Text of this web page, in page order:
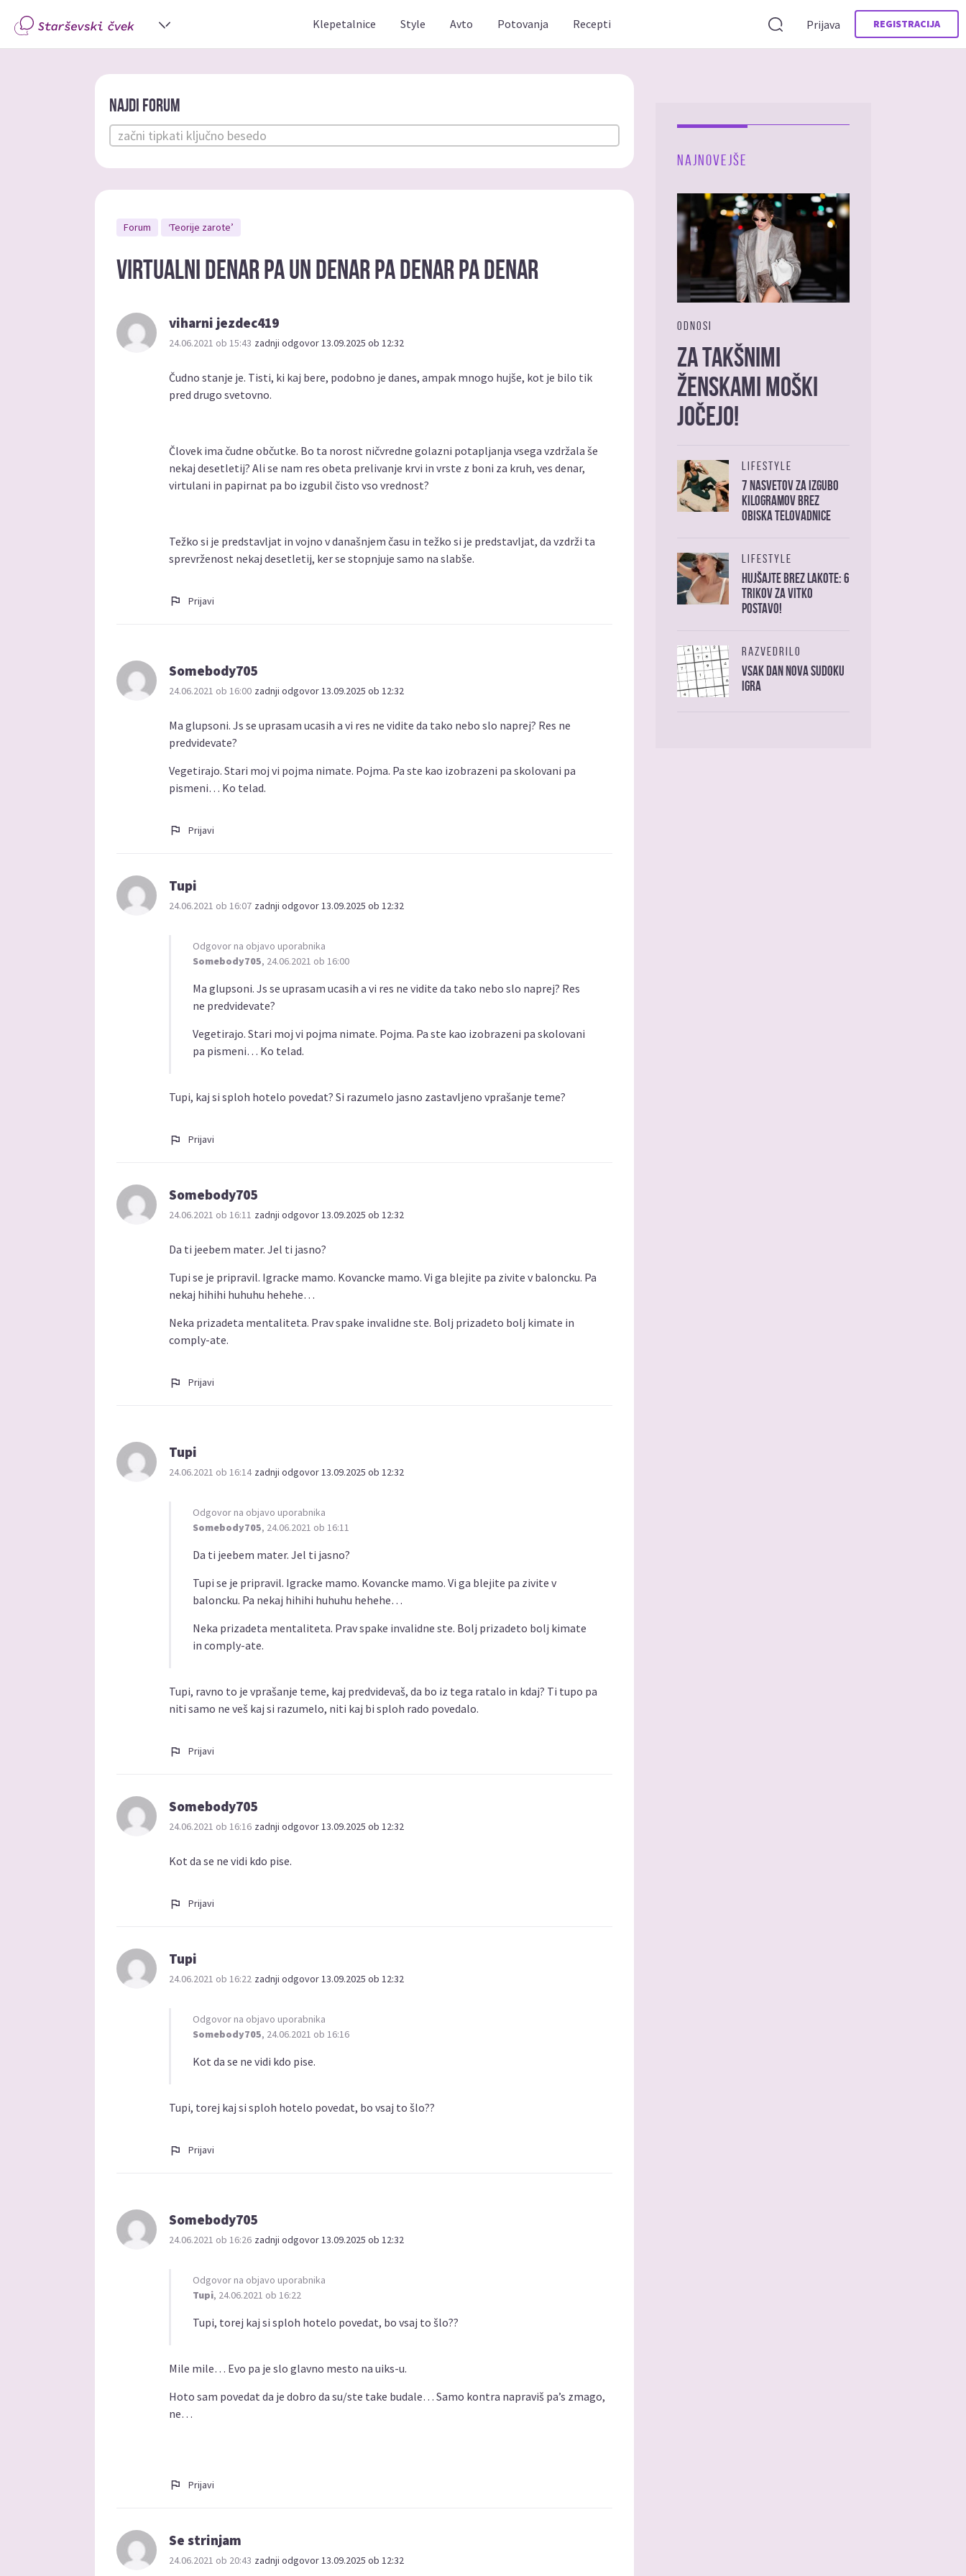
Klepetalnice Style Avto Potovanja Recepti Prijava REGISTRACIJA
Najdi forum
Forum ‘Teorije zarote’
Virtualni denar pa un denar pa denar pa denar
viharni jezdec419
24.06.2021 ob 15:43 zadnji odgovor 13.09.2025 ob 12:32
Čudno stanje je. Tisti, ki kaj bere, podobno je danes, ampak mnogo hujše, kot je bilo tik
pred drugo svetovno.
Človek ima čudne občutke. Bo ta norost ničvredne golazni potapljanja vsega vzdržala še
nekaj desetletij? Ali se nam res obeta prelivanje krvi in vrste z boni za kruh, ves denar,
virtulani in papirnat pa bo izgubil čisto vso vrednost?
Težko si je predstavljat in vojno v današnjem času in težko si je predstavljat, da vzdrži ta
sprevrženost nekaj desetletij, ker se stopnjuje samo na slabše.
Prijavi
Somebody705
24.06.2021 ob 16:00 zadnji odgovor 13.09.2025 ob 12:32
Ma glupsoni. Js se uprasam ucasih a vi res ne vidite da tako nebo slo naprej? Res ne
predvidevate?
Vegetirajo. Stari moj vi pojma nimate. Pojma. Pa ste kao izobrazeni pa skolovani pa
pismeni… Ko telad.
Prijavi
Tupi
24.06.2021 ob 16:07 zadnji odgovor 13.09.2025 ob 12:32
Odgovor na objavo uporabnika
Somebody705, 24.06.2021 ob 16:00
Ma glupsoni. Js se uprasam ucasih a vi res ne vidite da tako nebo slo naprej? Res
ne predvidevate?
Vegetirajo. Stari moj vi pojma nimate. Pojma. Pa ste kao izobrazeni pa skolovani
pa pismeni… Ko telad.
Tupi, kaj si sploh hotelo povedat? Si razumelo jasno zastavljeno vprašanje teme?
Prijavi
Somebody705
24.06.2021 ob 16:11 zadnji odgovor 13.09.2025 ob 12:32
Da ti jeebem mater. Jel ti jasno?
Tupi se je pripravil. Igracke mamo. Kovancke mamo. Vi ga blejite pa zivite v baloncku. Pa
nekaj hihihi huhuhu hehehe…
Neka prizadeta mentaliteta. Prav spake invalidne ste. Bolj prizadeto bolj kimate in
comply-ate.
Prijavi
Tupi
24.06.2021 ob 16:14 zadnji odgovor 13.09.2025 ob 12:32
Odgovor na objavo uporabnika
Somebody705, 24.06.2021 ob 16:11
Da ti jeebem mater. Jel ti jasno?
Tupi se je pripravil. Igracke mamo. Kovancke mamo. Vi ga blejite pa zivite v
baloncku. Pa nekaj hihihi huhuhu hehehe…
Neka prizadeta mentaliteta. Prav spake invalidne ste. Bolj prizadeto bolj kimate
in comply-ate.
Tupi, ravno to je vprašanje teme, kaj predvidevaš, da bo iz tega ratalo in kdaj? Ti tupo pa
niti samo ne veš kaj si razumelo, niti kaj bi sploh rado povedalo.
Prijavi
Somebody705
24.06.2021 ob 16:16 zadnji odgovor 13.09.2025 ob 12:32
Kot da se ne vidi kdo pise.
Prijavi
Tupi
24.06.2021 ob 16:22 zadnji odgovor 13.09.2025 ob 12:32
Odgovor na objavo uporabnika
Somebody705, 24.06.2021 ob 16:16
Kot da se ne vidi kdo pise.
Tupi, torej kaj si sploh hotelo povedat, bo vsaj to šlo??
Prijavi
Somebody705
24.06.2021 ob 16:26 zadnji odgovor 13.09.2025 ob 12:32
Odgovor na objavo uporabnika
Tupi, 24.06.2021 ob 16:22
Tupi, torej kaj si sploh hotelo povedat, bo vsaj to šlo??
Mile mile… Evo pa je slo glavno mesto na uiks-u.
Hoto sam povedat da je dobro da su/ste take budale… Samo kontra napraviš pa’s zmago,
ne…
Prijavi
Se strinjam
24.06.2021 ob 20:43 zadnji odgovor 13.09.2025 ob 12:32
NAJNOVEJŠE
ODNOSI
Za takšnimi
ženskami moški
jočejo!
LIFESTYLE
7 nasvetov za izgubo
kilogramov brez
obiska telovadnice
LIFESTYLE
Hujšajte brez lakote: 6
trikov za vitko
postavo!
RAZVEDRILO
Vsak dan nova sudoku
igra